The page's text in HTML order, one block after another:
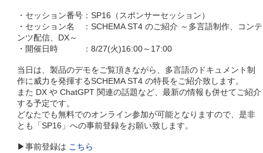
・セッション番号：SP16（スポンサーセッション）
・セッション名 ：SCHEMA ST4 のご紹介 ～多言語制作、コンテ
ンツ配信、DX～
・開催日時 ：8/27(火)16:00～17:00
当日は、製品のデモをご覧頂きながら、多言語のドキュメント制
作に威力を発揮するSCHEMA ST4 の特長をご紹介致します。
また DX や ChatGPT 関連の話題など、最新の情報も併せてご紹介
する予定です。
どなたでも無料でのオンライン参加が可能となりますので、是非
とも「SP16」への事前登録をお願い致します。
▶事前登録は こちら